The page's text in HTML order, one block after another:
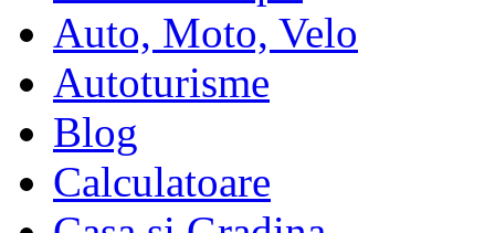
Auto, Moto, Velo
Autoturisme
Blog
Calculatoare